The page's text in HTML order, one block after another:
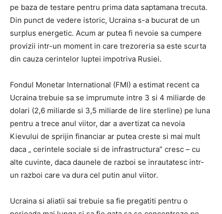
pe baza de testare pentru prima data saptamana trecuta.
Din punct de vedere istoric, Ucraina s-a bucurat de un
surplus energetic. Acum ar putea fi nevoie sa cumpere
provizii intr-un moment in care trezoreria sa este scurta
din cauza cerintelor luptei impotriva Rusiei.
Fondul Monetar International (FMI) a estimat recent ca
Ucraina trebuie sa se imprumute intre 3 si 4 miliarde de
dolari (2,6 miliarde si 3,5 miliarde de lire sterline) pe luna
pentru a trece anul viitor, dar a avertizat ca nevoia
Kievului de sprijin financiar ar putea creste si mai mult
daca „ cerintele sociale si de infrastructura” cresc – cu
alte cuvinte, daca daunele de razboi se inrautatesc intr-
un razboi care va dura cel putin anul viitor.
Ucraina si aliatii sai trebuie sa fie pregatiti pentru o